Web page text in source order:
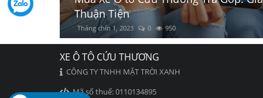
Bí ẩn Đằng Sau Chữ Ambulance viết
Tháng sáu 27, 2021 0 2397
XE Ô TÔ CỨU THƯƠNG
CÔNG TY TNHH MẶT TRỜI XANH
Mã số thuế: 0110134895